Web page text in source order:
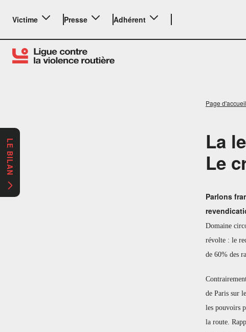
Victime Presse Adhérent
Page d'accueil
La
Le
Parlons
Domaine
révolte : le
de 60% des
de Paris sur
les pouvoirs
la route.
LE BILAN